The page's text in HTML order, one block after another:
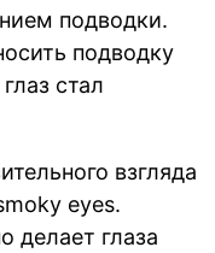
подводки.
подводку
стал
взгляда
eyes.
делает глаза